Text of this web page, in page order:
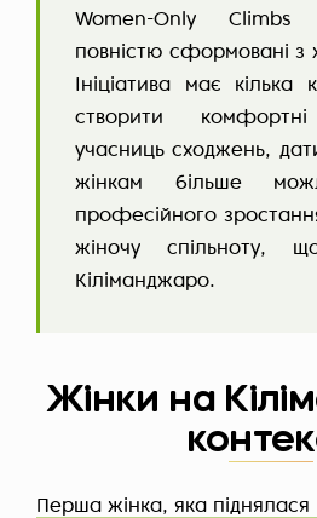
Women-Only Climbs
повністю сформовані з
Ініціатива має кілька
створити
учасниць сходжень,
жінкам більше
професійного
жіночу спільноту,
Кіліманджаро.
Жінки на
Перша жінка, яка